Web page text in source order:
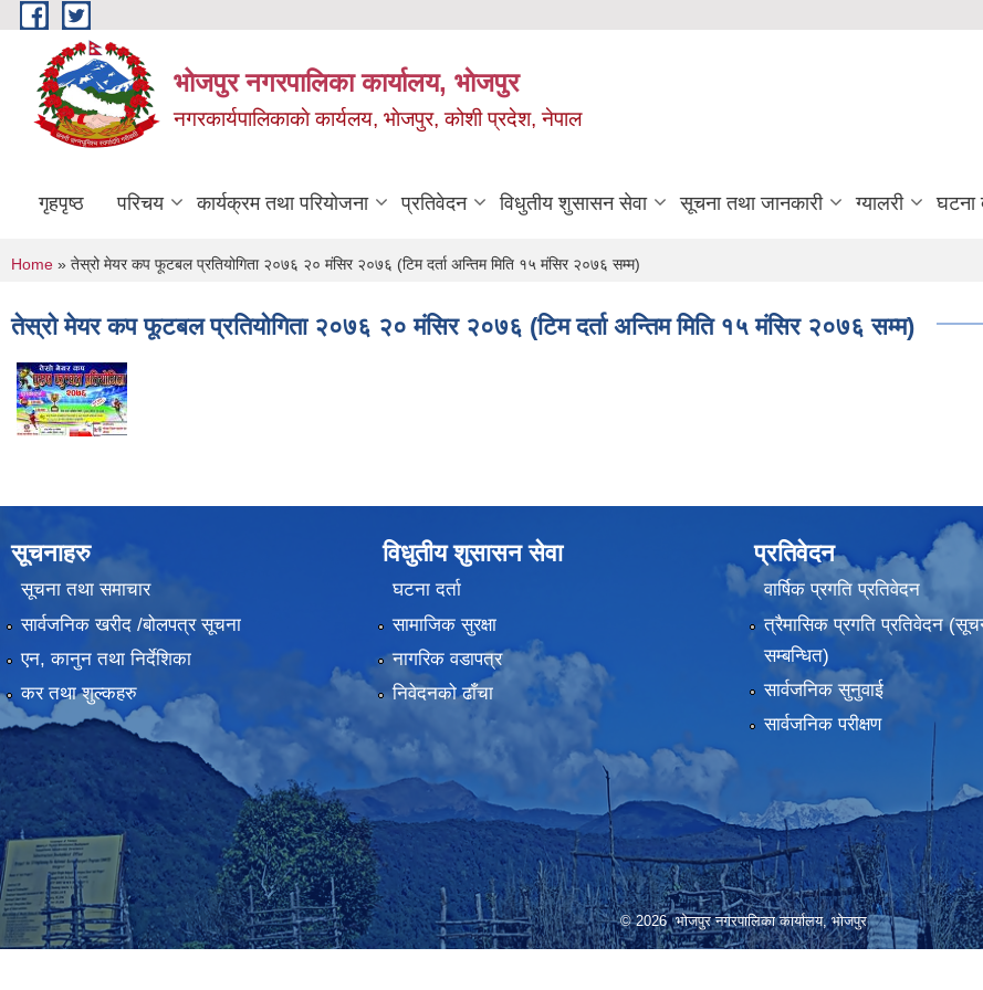
Skip to main content
भोजपुर नगरपालिका कार्यालय, भाेजपुर
नगरकार्यपालिकाकाे कार्यलय, भाेजपुर, कोशी प्रदेश, नेपाल
गृहपृष्ठ परिचय कार्यक्रम तथा परियोजना प्रतिवेदन विधुतीय शुसासन सेवा सूचना तथा जानकारी ग्यालरी घटना
You are here
Home » तेस्रो मेयर कप फूटबल प्रतियोगिता २०७६ २० मंसिर २०७६ (टिम दर्ता अन्तिम मिति १५ मंसिर २०७६ सम्म)
तेस्रो मेयर कप फूटबल प्रतियोगिता २०७६ २० मंसिर २०७६ (टिम दर्ता अन्तिम मिति १५ मंसिर २०७६ सम्म)
सूचनाहरु
सूचना तथा समाचार
सार्वजनिक खरीद /बोलपत्र सूचना
एन, कानुन तथा निर्देशिका
कर तथा शुल्कहरु
विधुतीय शुसासन सेवा
घटना दर्ता
सामाजिक सुरक्षा
नागरिक वडापत्र
निवेदनको ढाँचा
प्रतिवेदन
वार्षिक प्रगति प्रतिवेदन
त्रैमासिक प्रगति प्रतिवेदन
सम्बन्धित)
सार्वजनिक सुनुवाई
सार्वजनिक परीक्षण
© 2026 भोजपुर नगरपालिका कार्यालय, भाेजपुर